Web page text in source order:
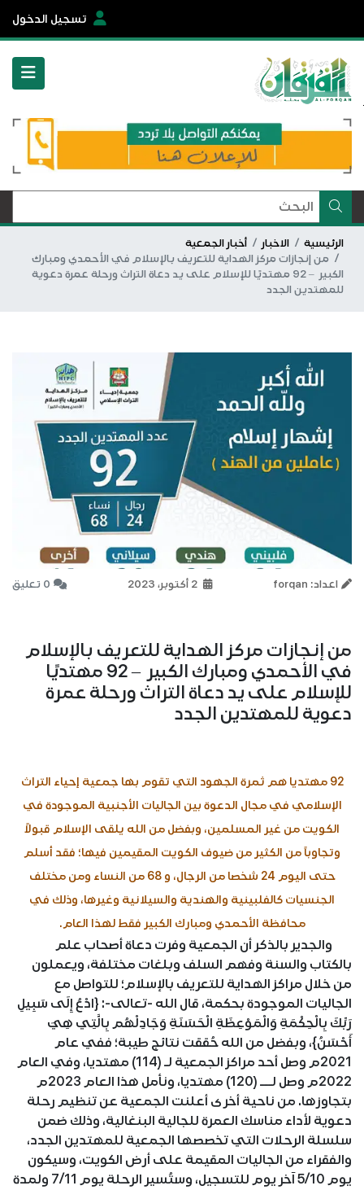
تسجيل الدخول
الرئيسية الاخبار
أخبار الجمعية
من إنجازات مركز الهداية للتعريف بالإسلام في الأحمدي ومبارك
الكبير – 92 مهتديًا للإسلام على يد دعاة التراث ورحلة عمرة دعوية
للمهتدين الجدد
اعداد: forqan 0 تعليق
من إنجازات مركز الهداية للتعريف بالإسلام
في الأحمدي ومبارك الكبير – 92 مهتديًا
للإسلام على يد دعاة التراث ورحلة عمرة
دعوية للمهتدين الجدد
92 مهتديا هم ثمرة الجهود التي تقوم بها جمعية إحياء التراث
الإسلامي في مجال الدعوة بين الجاليات الأجنبية الموجودة في
الكويت من غير المسلمين، وبفضل من الله يلقى الإسلام قبولاً
وتجاوباً من الكثير من ضيوف الكويت المقيمين فيها؛ فقد أسلم
حتى اليوم 24 شخصا من الرجال، و 68 من النساء ومن مختلف
الجنسيات كالفلبينية والهندية والسيلانية وغيرها، وذلك في
محافظة الأحمدي ومبارك الكبير فقط لهذا العام.
والجدير بالذكر أن الجمعية وفرت دعاة أصحاب علم
بالكتاب والسنة وفهم السلف وبلغات مختلفة، ويعملون
من خلال مراكز الهداية للتعريف بالإسلام؛ للتواصل مع
الجاليات الموجودة بحكمة، قال الله -تعالى-: {ادْعُ إِلَى سَبِيلِ
رَبِّكَ بِالْحِكْمَةِ وَالْمَوْعِظَةِ الْحَسَنَةِ وَجَادِلْهُم بِالَّتِي هِيَ
أَحْسَنُ}، وبفضل من الله حُققت نتائج طيبة؛ ففي عام
2021م وصل أحد مراكز الجمعية لـ (114) مهتديا، وفي العام
2022م وصل لـــ (120) مهتديا، ونأمل هذا العام 2023م
بتجاوزها. من ناحية أخرى أعلنت الجمعية عن تنظيم رحلة
دعوية لأداء مناسك العمرة للجالية البنغالية، وذلك ضمن
سلسلة الرحلات التي تخصصها الجمعية للمهتدين الجدد،
والفقراء من الجاليات المقيمة على أرض الكويت، وسيكون
يوم 5/10 آخر يوم للتسجيل، وستُسير الرحلة يوم 7/11 ولمدة